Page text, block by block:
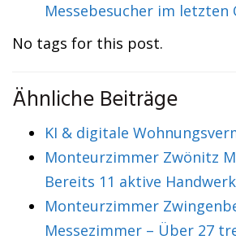
Messebesucher im letzten
No tags for this post.
Ähnliche Beiträge
KI & digitale
Monteurzimmer Zwönitz
Bereits 11 aktive
Monteurzimmer
Messezimmer – Über 27